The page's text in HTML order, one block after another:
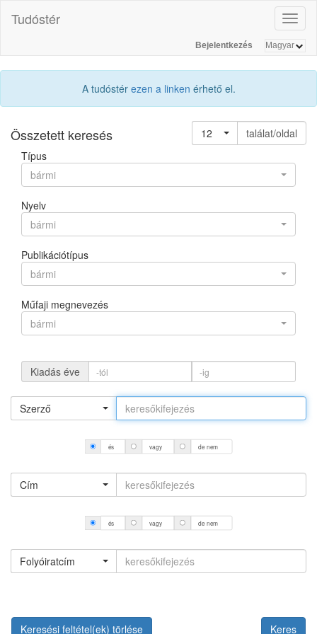
Tudóstér
Bejelentkezés
A tudóstér ezen a linken érhető el.
Összetett keresés 12
találat/oldal
Típus
bármi
Nyelv
bármi
Publikációtípus
bármi
Műfaji megnevezés
bármi
Kiadás éve
Szerző
és vagy de nem
Cím
és vagy de nem
Folyóiratcím
Keresési feltétel(ek) törlése